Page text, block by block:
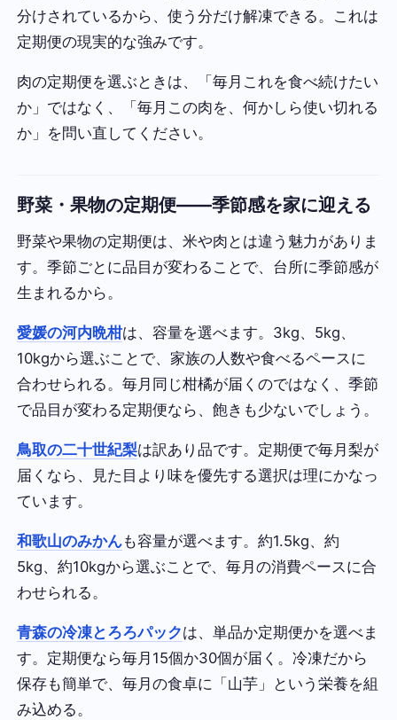
分けされているから、使う分だけ解凍できる。これは
定期便の現実的な強みです。
肉の定期便を選ぶときは、「毎月これを食べ続けたい
か」ではなく、「毎月この肉を、何かしら使い切れる
か」を問い直してください。
野菜・果物の定期便——季節感を家に迎える
野菜や果物の定期便は、米や肉とは違う魅力がありま
す。季節ごとに品目が変わることで、台所に季節感が
生まれるから。
愛媛の河内晩柑は、容量を選べます。3kg、5kg、
10kgから選ぶことで、家族の人数や食べるペースに
合わせられる。毎月同じ柑橘が届くのではなく、季節
で品目が変わる定期便なら、飽きも少ないでしょう。
鳥取の二十世紀梨は訳あり品です。定期便で毎月梨が
届くなら、見た目より味を優先する選択は理にかなっ
ています。
和歌山のみかんも容量が選べます。約1.5kg、約
5kg、約10kgから選ぶことで、毎月の消費ペースに合
わせられる。
青森の冷凍とろろパックは、単品か定期便かを選べま
す。定期便なら毎月15個か30個が届く。冷凍だから
保存も簡単で、毎月の食卓に「山芋」という栄養を組
み込める。